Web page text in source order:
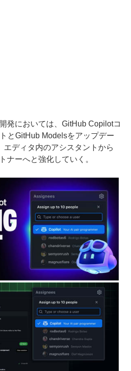
発においては、GitHub Copilotコ
とGitHub Modelsをアップデー
エディタ内のアシスタントから
ナーへと強化していく。